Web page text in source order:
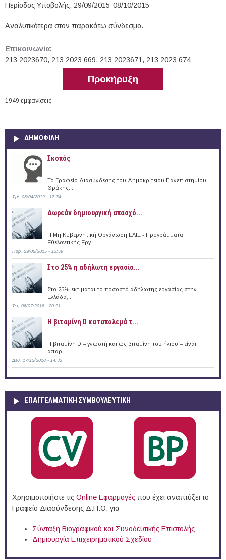
Περίοδος Υποβολής: 29/09/2015-08/10/2015
Αναλυτικότερα στον παρακάτω σύνδεσμο.
Επικοινωνία:
213 2023670, 213 2023 669, 213 2023671, 213 2023 674
Προκήρυξη
1949 εμφανίσεις
ΔΗΜΟΦΙΛΗ
Σκοπός
Το Γραφείο Διασύνδεσης του Δημοκρίτειου Πανεπιστημίου
Θράκης...
Τρί, 03/04/2012 - 17:34
Δωρεάν δημιουργική απασχό...
Η Μη Κυβερνητική Οργάνωση ΕΛΙΞ - Προγράμματα
Εθελοντικής Εργ...
Παρ, 29/05/2015 - 13:59
Στο 25% η αδήλωτη εργασία...
Στο 25% εκτιμάται το ποσοστό αδήλωτης εργασίας στην
Ελλάδα,...
Τετ, 06/07/2016 - 20:21
Η βιταμίνη D καταπολεμά τ...
Η βιταμίνη D – γνωστή και ως βιταμίνη του ήλιου – είναι
απαρ...
Δευ, 17/12/2018 - 14:33
ΕΠΑΓΓΕΛΜΑΤΙΚΉ ΣΥΜΒΟΥΛΕΥΤΙΚΉ
Χρησιμοποιήστε τις Online Eφαρμογές που έχει αναπτύξει το
Γραφείο Διασύνδεσης Δ.Π.Θ. για
Σύνταξη Βιογραφικού και Συνοδευτικής Επιστολής
Δημιουργία Επιχειρηματικού Σχεδίου